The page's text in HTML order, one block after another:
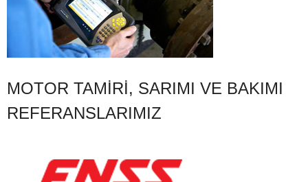
MOTOR TAMIRI, SARIMI VE BAKIMI
REFERANSLARIMIZ